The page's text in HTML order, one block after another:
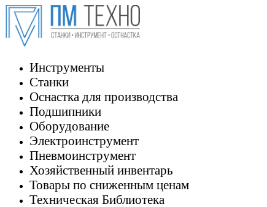
Инструменты
Станки
Оснастка для производства
Подшипники
Оборудование
Электроинструмент
Пневмоинструмент
Хозяйственный инвентарь
Товары по сниженным ценам
Техническая Библиотека